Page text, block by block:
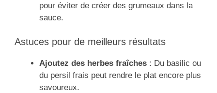
pour éviter de créer des grumeaux dans la
sauce.
Astuces pour de meilleurs résultats
Ajoutez des herbes fraîches : Du basilic ou
du persil frais peut rendre le plat encore plus
savoureux.